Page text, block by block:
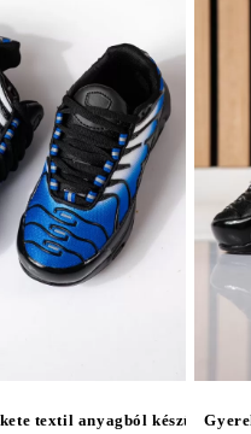
textil anyagból készült